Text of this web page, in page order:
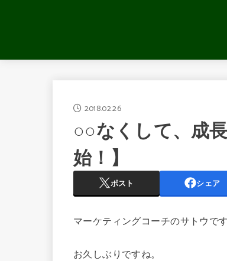
2018.02.26
○○なくして、
始！】
ポスト シェア
マーケティングコーチのサトウです
お久しぶりですね。